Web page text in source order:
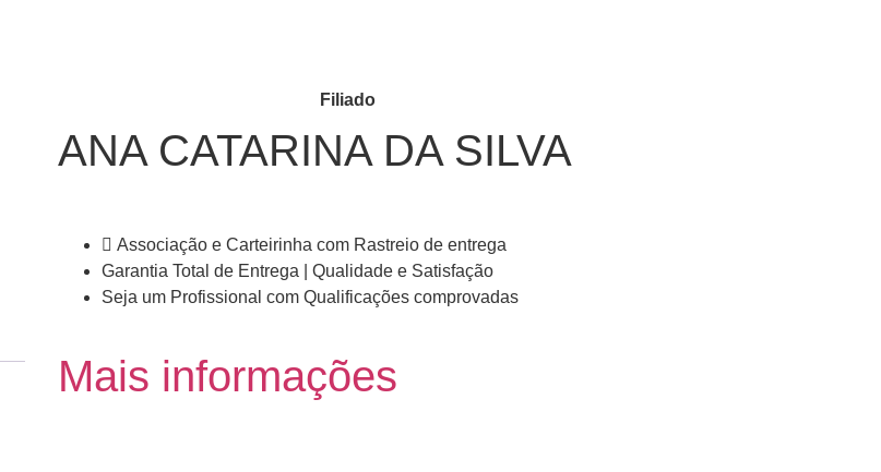
Filiado
ANA CATARINA DA SILVA
Associação e Carteirinha com Rastreio de entrega
Garantia Total de Entrega | Qualidade e Satisfação
Seja um Profissional com Qualificações comprovadas
Mais informações